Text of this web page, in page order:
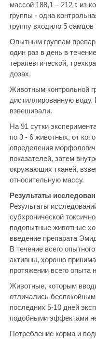
массой 188,1 – 212 г, из
группы - одна
группу входило 5 самцов
Опытным группам
один раз в день в
терапевтической,
дозах.
Животным контрольной
дистиллированную
взвешивали.
На 91 сутки
по 3 - 6 животных, от
определения
показателей, затем
окружающих тканей,
относительную массу.
Результаты
Результаты
субхронической
подопытные животные
введение препарата
В течение всего
активны, хорошо
протяжении всего опыта
Животные, которым
отличались
последних 5-10 дней
подобными эффектами
Потребление корма и